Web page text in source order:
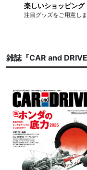
楽しいショッピング
注目グッズをご用意し
雑誌『CAR and